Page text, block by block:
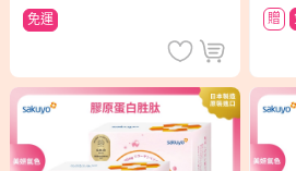
免運
贈